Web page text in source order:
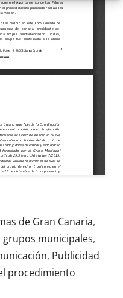
de Gran Canaria,
grupos municipales,
, Publicidad
procedimiento